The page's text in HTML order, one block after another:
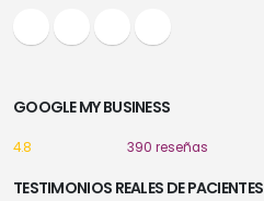
GOOGLE MY BUSINESS
4.8 390 reseñas
TESTIMONIOS REALES DE PACIENTES